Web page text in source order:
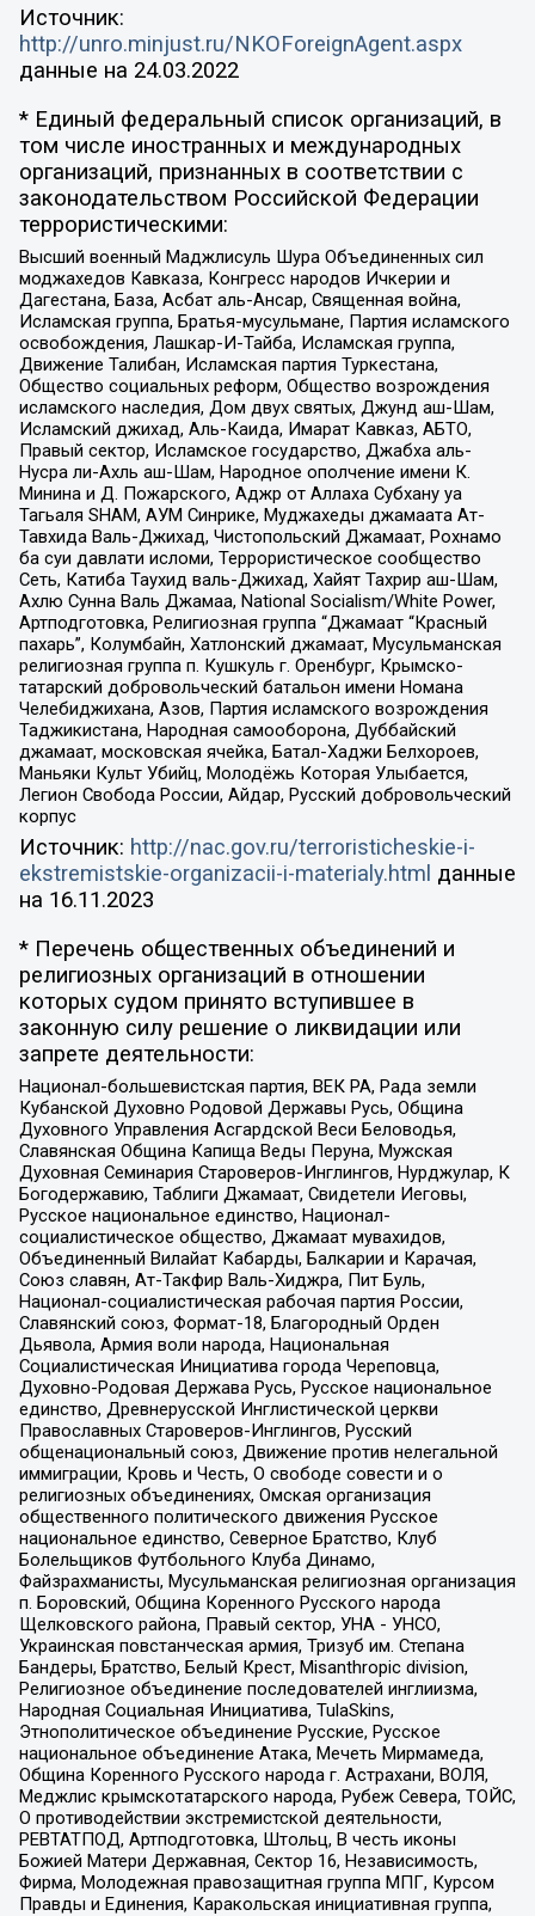
Источник:
http://unro.minjust.ru/NKOForeignAgent.aspx
данные на 24.03.2022
* Единый федеральный список организаций, в
том числе иностранных и международных
организаций, признанных в соответствии с
законодательством Российской Федерации
террористическими:
Высший военный Маджлисуль Шура Объединенных сил
моджахедов Кавказа, Конгресс народов Ичкерии и
Дагестана, База, Асбат аль-Ансар, Священная война,
Исламская группа, Братья-мусульмане, Партия исламского
освобождения, Лашкар-И-Тайба, Исламская группа,
Движение Талибан, Исламская партия Туркестана,
Общество социальных реформ, Общество возрождения
исламского наследия, Дом двух святых, Джунд аш-Шам,
Исламский джихад, Аль-Каида, Имарат Кавказ, АБТО,
Правый сектор, Исламское государство, Джабха аль-
Нусра ли-Ахль аш-Шам, Народное ополчение имени К.
Минина и Д. Пожарского, Аджр от Аллаха Субхану уа
Тагьаля SHAM, АУМ Синрике, Муджахеды джамаата Ат-
Тавхида Валь-Джихад, Чистопольский Джамаат, Рохнамо
ба суи давлати исломи, Террористическое сообщество
Сеть, Катиба Таухид валь-Джихад, Хайят Тахрир аш-Шам,
Ахлю Сунна Валь Джамаа, National Socialism/White Power,
Артподготовка, Религиозная группа “Джамаат “Красный
пахарь”, Колумбайн, Хатлонский джамаат, Мусульманская
религиозная группа п. Кушкуль г. Оренбург, Крымско-
татарский добровольческий батальон имени Номана
Челебиджихана, Азов, Партия исламского возрождения
Таджикистана, Народная самооборона, Дуббайский
джамаат, московская ячейка, Батал-Хаджи Белхороев,
Маньяки Культ Убийц, Молодёжь Которая Улыбается,
Легион Свобода России, Айдар, Русский добровольческий
корпус
Источник: http://nac.gov.ru/terroristicheskie-i-
ekstremistskie-organizacii-i-materialy.html данные
на 16.11.2023
* Перечень общественных объединений и
религиозных организаций в отношении
которых судом принято вступившее в
законную силу решение о ликвидации или
запрете деятельности:
Национал-большевистская партия, ВЕК РА, Рада земли
Кубанской Духовно Родовой Державы Русь, Община
Духовного Управления Асгардской Веси Беловодья,
Славянская Община Капища Веды Перуна, Мужская
Духовная Семинария Староверов-Инглингов, Нурджулар, К
Богодержавию, Таблиги Джамаат, Свидетели Иеговы,
Русское национальное единство, Национал-
социалистическое общество, Джамаат мувахидов,
Объединенный Вилайат Кабарды, Балкарии и Карачая,
Союз славян, Ат-Такфир Валь-Хиджра, Пит Буль,
Национал-социалистическая рабочая партия России,
Славянский союз, Формат-18, Благородный Орден
Дьявола, Армия воли народа, Национальная
Социалистическая Инициатива города Череповца,
Духовно-Родовая Держава Русь, Русское национальное
единство, Древнерусской Инглистической церкви
Православных Староверов-Инглингов, Русский
общенациональный союз, Движение против нелегальной
иммиграции, Кровь и Честь, О свободе совести и о
религиозных объединениях, Омская организация
общественного политического движения Русское
национальное единство, Северное Братство, Клуб
Болельщиков Футбольного Клуба Динамо,
Файзрахманисты, Мусульманская религиозная организация
п. Боровский, Община Коренного Русского народа
Щелковского района, Правый сектор, УНА - УНСО,
Украинская повстанческая армия, Тризуб им. Степана
Бандеры, Братство, Белый Крест, Misanthropic division,
Религиозное объединение последователей инглиизма,
Народная Социальная Инициатива, TulaSkins,
Этнополитическое объединение Русские, Русское
национальное объединение Атака, Мечеть Мирмамеда,
Община Коренного Русского народа г. Астрахани, ВОЛЯ,
Меджлис крымскотатарского народа, Рубеж Севера, ТОЙС,
О противодействии экстремистской деятельности,
РЕВТАТПОД, Артподготовка, Штольц, В честь иконы
Божией Матери Державная, Сектор 16, Независимость,
Фирма, Молодежная правозащитная группа МПГ, Курсом
Правды и Единения, Каракольская инициативная группа,